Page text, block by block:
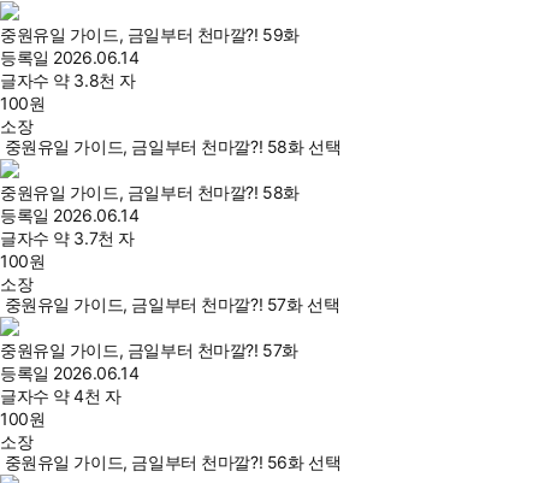
중원유일 가이드, 금일부터 천마깔?! 59화
등록일 2026.06.14
글자수 약 3.8천 자
100원
소장
중원유일 가이드, 금일부터 천마깔?! 58화 선택
중원유일 가이드, 금일부터 천마깔?! 58화
등록일 2026.06.14
글자수 약 3.7천 자
100원
소장
중원유일 가이드, 금일부터 천마깔?! 57화 선택
중원유일 가이드, 금일부터 천마깔?! 57화
등록일 2026.06.14
글자수 약 4천 자
100원
소장
중원유일 가이드, 금일부터 천마깔?! 56화 선택